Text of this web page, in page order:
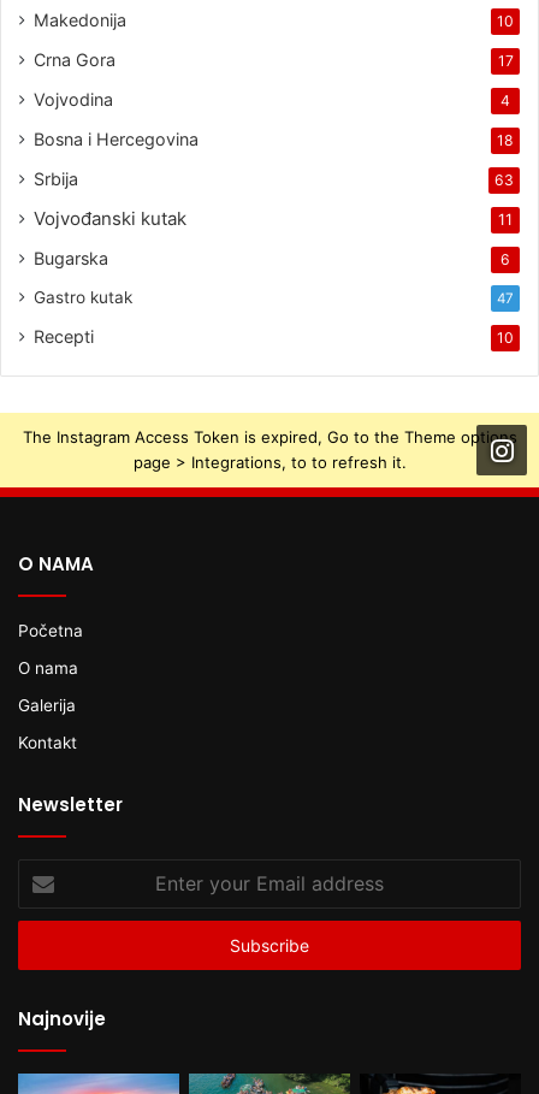
Makedonija 10
Crna Gora 17
Vojvodina 4
Bosna i Hercegovina 18
Srbija 63
Vojvođanski kutak 11
Bugarska 6
Gastro kutak 47
Recepti 10
The Instagram Access Token is expired, Go to the Theme options
page > Integrations, to to refresh it.
O NAMA
Početna
O nama
Galerija
Kontakt
Newsletter
your
Email
Najnovije